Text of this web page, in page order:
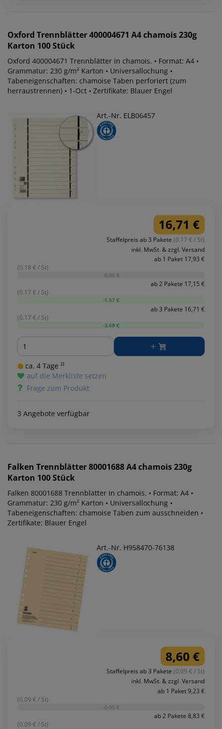
Oxford Trennblätter 400004671 A4 chamois 230g
Karton 100 Stück
Oxford 400004671 Trennblätter in chamois. • Format: A4 •
Grammatur: 230 g/m² Karton • Universallochung •
Tabeneigenschaften: chamoise Taben perforiert (zum
herraustrennen) • 1-Oct • Zertifikate: Blauer Engel
Art.-Nr. ELB06457
16,71 €
Staffelpreis ab 3 Pakete (0.17 € / St)
inkl. MwSt. & zzgl. Versand
ab 1 Paket 17,93 €
(0.18 € / St)
-0,00 €
ab 2 Pakete 17,15 €
(0.17 € / St)
-1,57 €
ab 3 Pakete 16,71 €
(0.17 € / St)
-3,68 €
Menge
ca. 4 Tage ²⁾
auf die Merkliste setzen
Frage zum Produkt
3 Angebote verfügbar
Falken Trennblätter 80001688 A4 chamois 230g
Karton 100 Stück
Falken 80001688 Trennblätter in chamois. • Format: A4 •
Grammatur: 230 g/m² Karton • Universallochung •
Tabeneigenschaften: chamoise Taben zum ausschneiden •
Zertifikate: Blauer Engel
Art.-Nr. H958470-76138
8,60 €
Staffelpreis ab 3 Pakete (0.09 € / St)
inkl. MwSt. & zzgl. Versand
ab 1 Paket 9,23 €
(0.09 € / St)
-0,00 €
ab 2 Pakete 8,83 €
(0.09 € / St)